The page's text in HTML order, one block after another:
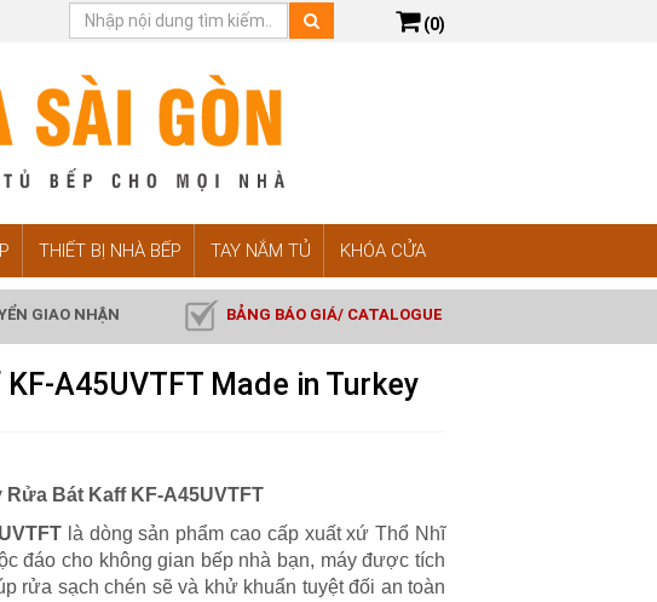
(0)
THIẾT BỊ NHÀ BẾP TAY NẮM TỦ KHÓA CỬA
GIAO NHẬN BẢNG BÁO GIÁ/ CATALOGUE
A45UVTFT Made in Turkey
Bát Kaff KF-A45UVTFT
là dòng sản phẩm cao cấp xuất xứ Thổ Nhĩ
đáo cho không gian bếp nhà bạn, máy được tích
rửa sạch chén sẽ và khử khuẩn tuyệt đối an toàn